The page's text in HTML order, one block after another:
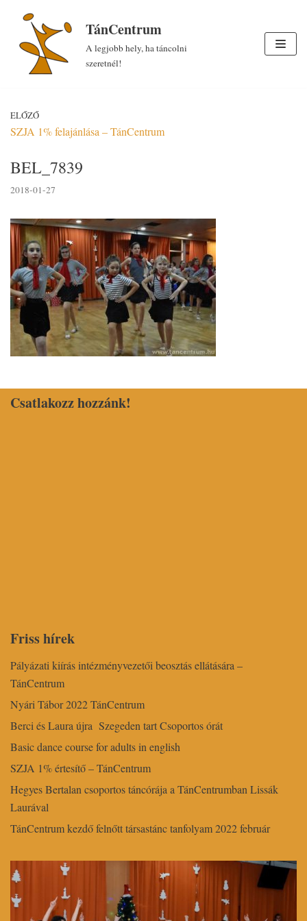
Skip
content
TánCentrum
A legjobb hely, ha táncolni
szeretnél!
ELŐZŐ
SZJA 1% felajánlása – TánCentrum
BEL_7839
2018-01-27
Csatlakozz hozzánk!
Friss hírek
Pályázati kiírás intézményvezetői beosztás ellátására –
TánCentrum
Nyári Tábor 2022 TánCentrum
Berci és Laura újra Szegeden tart Csoportos órát
Basic dance course for adults in english
SZJA 1% értesítő – TánCentrum
Hegyes Bertalan csoportos táncórája a TánCentrumban Lissák
Laurával
TánCentrum kezdő felnőtt társastánc tanfolyam 2022 február